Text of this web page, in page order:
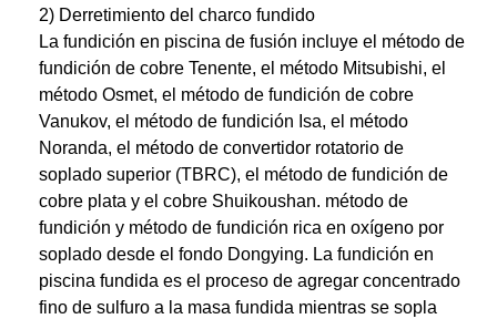
2) Derretimiento del charco fundido
La fundición en piscina de fusión incluye el método de
fundición de cobre Tenente, el método Mitsubishi, el
método Osmet, el método de fundición de cobre
Vanukov, el método de fundición Isa, el método
Noranda, el método de convertidor rotatorio de
soplado superior (TBRC), el método de fundición de
cobre plata y el cobre Shuikoushan. método de
fundición y método de fundición rica en oxígeno por
soplado desde el fondo Dongying. La fundición en
piscina fundida es el proceso de agregar concentrado
fino de sulfuro a la masa fundida mientras se sopla